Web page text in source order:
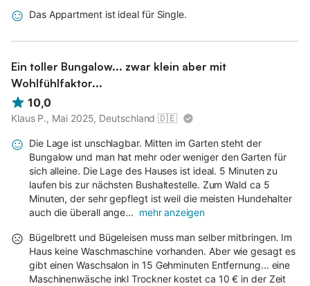
Das Appartment ist ideal für Single.
Ein toller Bungalow... zwar klein aber mit
Wohlfühlfaktor...
10,0
Klaus P., Mai 2025, Deutschland 🇩🇪
Die Lage ist unschlagbar. Mitten im Garten steht der
Bungalow und man hat mehr oder weniger den Garten für
sich alleine. Die Lage des Hauses ist ideal. 5 Minuten zu
laufen bis zur nächsten Bushaltestelle. Zum Wald ca 5
Minuten, der sehr gepflegt ist weil die meisten Hundehalter
auch die überall ange... mehr anzeigen
Bügelbrett und Bügeleisen muss man selber mitbringen. Im
Haus keine Waschmaschine vorhanden. Aber wie gesagt es
gibt einen Waschsalon in 15 Gehminuten Entfernung... eine
Maschinenwäsche inkl Trockner kostet ca 10 € in der Zeit